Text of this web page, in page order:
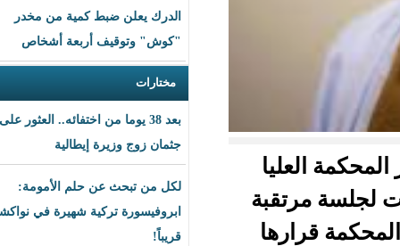
الدرك يعلن ضبط كمية من مخدر
"كوش" وتوقيف أربعة أشخاص
بعد 38 يوما من اختفائه.. العثور على
جثمان زوج وزيرة إيطالية
لكل من تبحث عن حلم الأمومة:
ابروفيسورة تركية شهيرة في نواكشوط
قريباً!